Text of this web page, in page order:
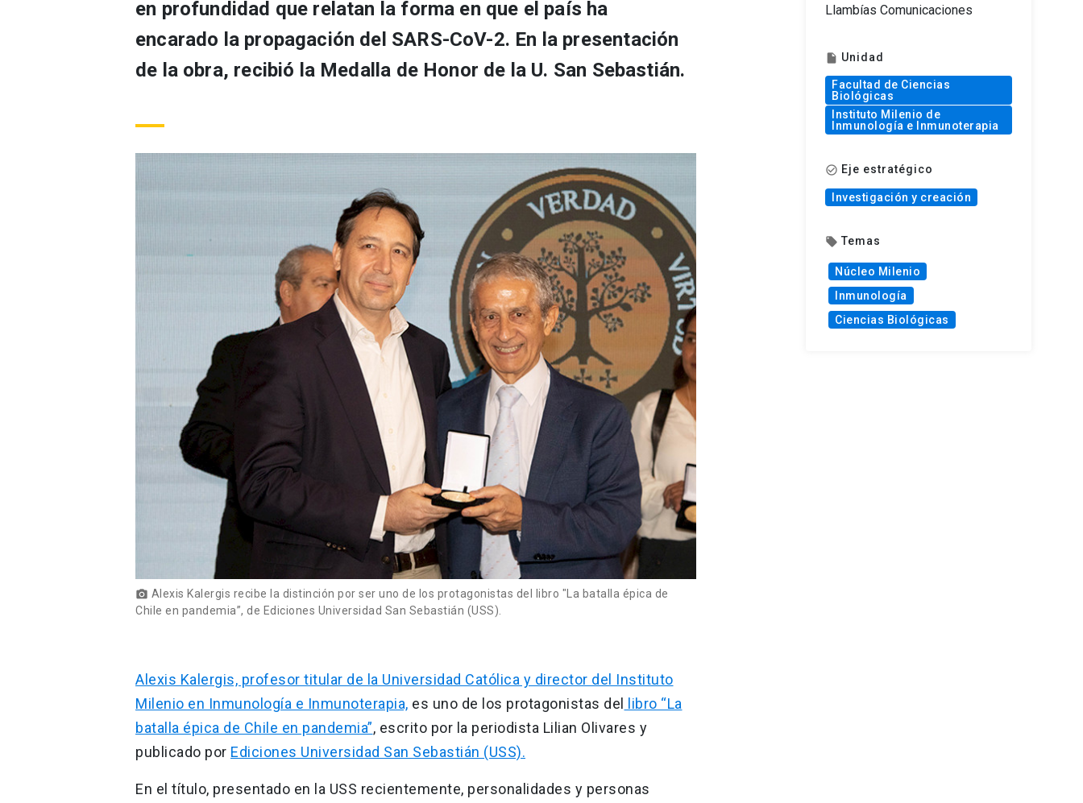
en profundidad que relatan la forma en que el país ha
encarado la propagación del SARS-CoV-2. En la presentación
de la obra, recibió la Medalla de Honor de la U. San Sebastián.
photo_camera Alexis Kalergis recibe la distinción por ser uno de los protagonistas del libro "La batalla épica de
Chile en pandemia”, de Ediciones Universidad San Sebastián (USS).
Alexis Kalergis, profesor titular de la Universidad Católica y director del Instituto
Milenio en Inmunología e Inmunoterapia, es uno de los protagonistas del
libro “La
batalla épica de Chile en pandemia”, escrito por la periodista Lilian Olivares y
publicado por Ediciones Universidad San Sebastián (USS).
En el título, presentado en la USS recientemente, personalidades y personas
Llambías Comunicaciones
insert_drive_file Unidad
Facultad de Ciencias
Biológicas
Instituto Milenio de
Inmunología e Inmunoterapia
check_circle_outline Eje estratégico
Investigación y creación
local_offer Temas
Núcleo Milenio
Inmunología
Ciencias Biológicas